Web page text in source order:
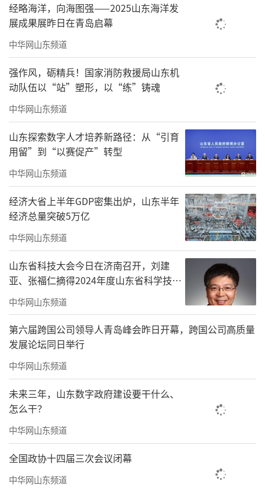
经略海洋，向海图强——2025山东海洋发
展成果展昨日在青岛启幕
中华网山东频道
强作风，砺精兵！国家消防救援局山东机
动队伍以“站”塑形，以“练”铸魂
中华网山东频道
山东探索数字人才培养新路径：从“引育
用留”到“以赛促产”转型
中华网山东频道
经济大省上半年GDP密集出炉，山东半年
经济总量突破5万亿
中华网山东频道
山东省科技大会今日在济南召开，刘建
亚、张福仁摘得2024年度山东省科学技术
奖最高奖！
中华网山东频道
第六届跨国公司领导人青岛峰会昨日开幕，跨国公司高质量
发展论坛同日举行
中华网山东频道
未来三年，山东数字政府建设要干什么、
怎么干？
中华网山东频道
全国政协十四届三次会议闭幕
中华网山东频道